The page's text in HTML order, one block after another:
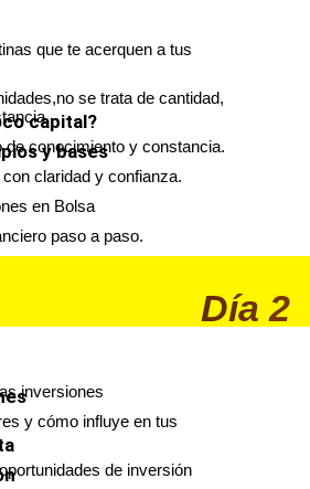
que te acerquen a tus
se trata de cantidad,
capital?
de conocimiento y constancia.
y bases
claridad y confianza.
en Bolsa
paso a paso.
Día 2
inversiones
y cómo influye en tus
de inversión